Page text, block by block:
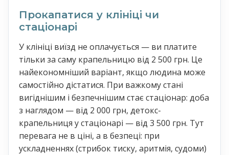
Прокапатися у клініці чи
стаціонарі
У клініці виїзд не оплачується — ви платите
тільки за саму крапельницю від 2 500 грн. Це
найекономніший варіант, якщо людина може
самостійно дістатися. При важкому стані
вигіднішим і безпечнішим стає стаціонар: доба
з наглядом — від 2 000 грн, детокс-
крапельниця у стаціонарі — від 3 500 грн. Тут
перевага не в ціні, а в безпеці: при
ускладненнях (стрибок тиску, аритмія, судоми)